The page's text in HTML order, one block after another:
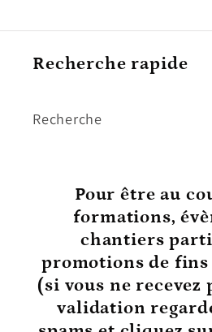
Recherche rapide
Recherche
Pour être au
formations,
chantiers
promotions de fins
(si vous ne recevez
validation